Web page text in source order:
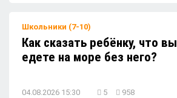
Школьники (7-10)
Как сказать ребёнку, что вы
едете на море без него?
04.08.2026 15:30 5 958